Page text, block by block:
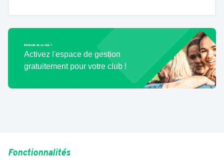
Bénévole de ce club ?
Activez l'espace de gestion
gratuitement pour votre club !
Fonctionnalités